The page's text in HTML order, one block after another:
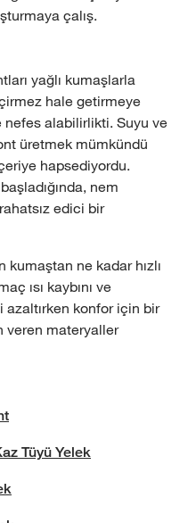
çalış.
yağlı kumaşlarla
hale getirmeye
nefes alabilirlikti. Suyu ve
üretmek mümkündü
hapsediyordu.
nem
edici bir
kumaştan ne kadar hızlı
ısı kaybını ve
azaltırken konfor için bir
veren materyaller
Tüyü Yelek